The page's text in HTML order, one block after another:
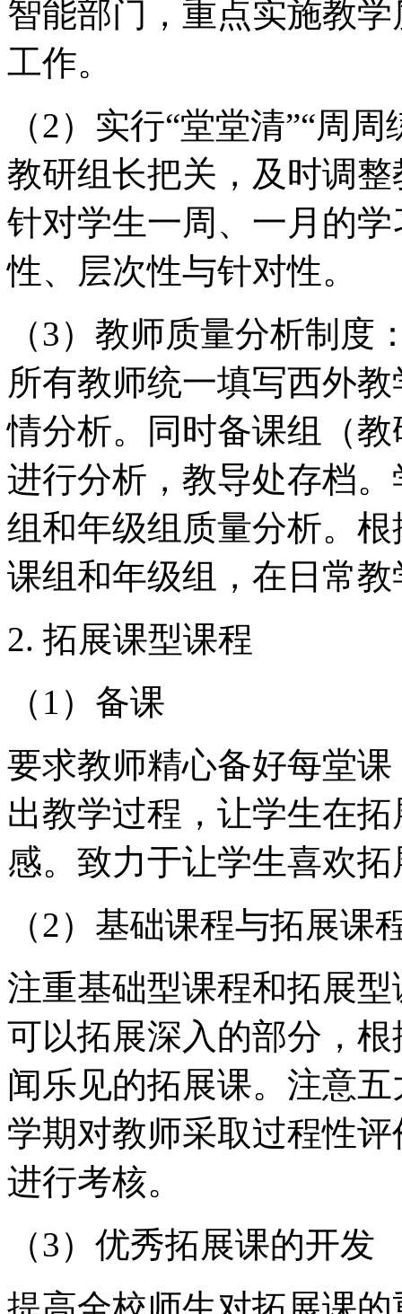
智能部门，重点实施教
工作。
（2）实行“堂堂清”“周
教研组长把关，及时调
针对学生一周、一月的
性、层次性与针对性。
（3）教师质量分析制
所有教师统一填写西外
情分析。同时备课组（
进行分析，教导处存档
组和年级组质量分析。
课组和年级组，在日常
2. 拓展课型课程
（1）备课
要求教师精心备好每堂
出教学过程，让学生在
感。致力于让学生喜欢
（2）基础课程与拓展课
注重基础型课程和拓展
可以拓展深入的部分，
闻乐见的拓展课。注意
学期对教师采取过程性
进行考核。
（3）优秀拓展课的开发